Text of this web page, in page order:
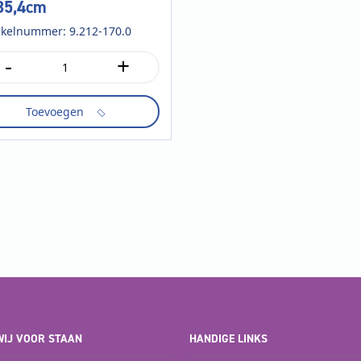
9.212-170.0
- +
Toevoegen
VOOR STAAN HANDIGE LINKS